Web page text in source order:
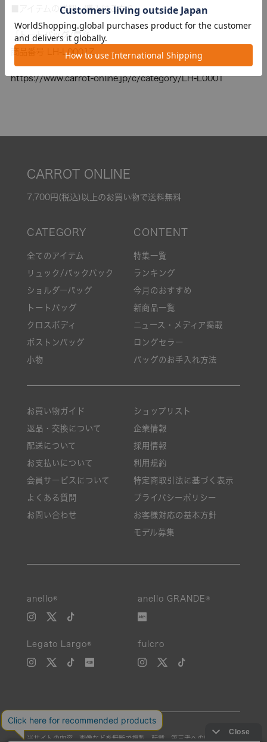
■アイテムの詳細、購入はこちら
「トートバッグ/肩楽」
商品番号 LH-L0001Z
https://www.carrot-online.jp/c/category/LH-L0001
CARROT ONLINE
7,700円(税込)以上のお買い物で送料無料
全てのアイテム
リュック/バックパック
ショルダーバッグ
トートバッグ
クロスボディ
ボストンバッグ
小物
特集一覧
ランキング
今月のおすすめ
新商品一覧
ニュース・メディア掲載
ロングセラー
バッグのお手入れ方法
お買い物ガイド
返品・交換について
配送について
お支払いについて
会員サービスについて
よくある質問
お問い合わせ
ショップリスト
企業情報
採用情報
利用規約
特定商取引法に基づく表示
プライバシーポリシー
お客様対応の基本方針
モデル募集
anello® anello GRANDE®
Legato Largo® fulcro
当サイトの内容、画像などを無断で複製、転載、第三者への譲渡などを